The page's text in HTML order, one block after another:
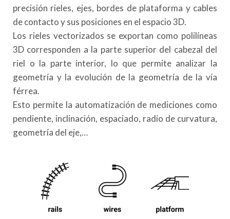
precisión rieles, ejes, bordes de plataforma y cables
de contacto y sus posiciones en el espacio 3D.
Los rieles vectorizados se exportan como polilíneas
3D corresponden a la parte superior del cabezal del
riel o la parte interior, lo que permite analizar la
geometría y la evolución de la geometría de la vía
férrea.
Esto permite la automatización de mediciones como
pendiente, inclinación, espaciado, radio de curvatura,
geometría del eje,…